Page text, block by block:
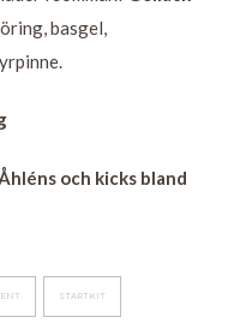
basgel,
och kicks bland
STARTKIT